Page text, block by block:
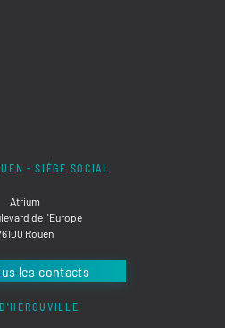
- SIÈGE SOCIAL
Atrium
de l'Europe
Rouen
les contacts